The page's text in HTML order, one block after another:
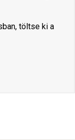
töltse ki a